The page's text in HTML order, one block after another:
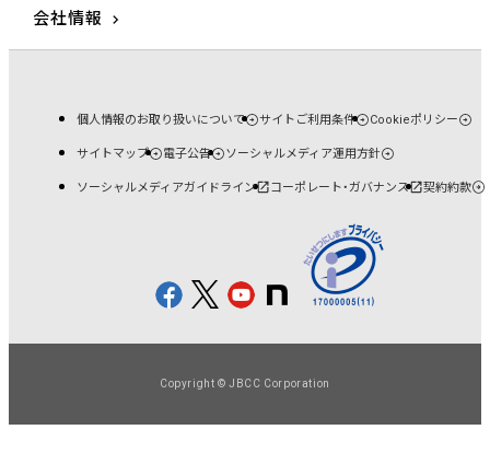
会社情報
個人情報のお取り扱いについて サイトご利用条件 Cookieポリシー
サイトマップ 電子公告 ソーシャルメディア運用方針
ソーシャルメディアガイドライン コーポレート・ガバナンス 契約約款
Copyright © JBCC Corporation